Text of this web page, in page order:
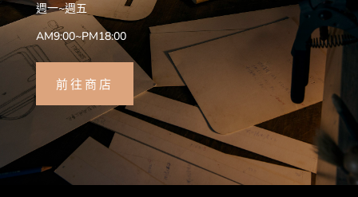
週一~週五
AM9:00~PM18:00
前往商店